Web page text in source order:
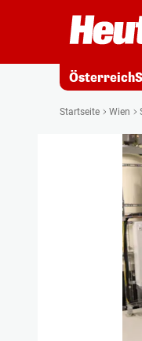
Österreich
Startseite Wien